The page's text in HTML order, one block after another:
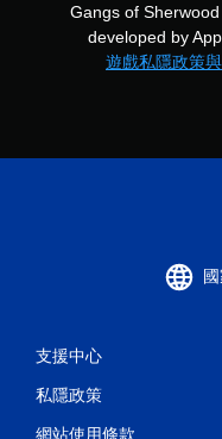
Gangs of
developed by
遊戲私隱政策
支援中心
私隱政策
網站使用條款